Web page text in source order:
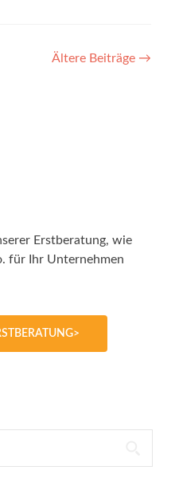
Ältere Beiträge →
Erstberatung, wie
für Ihr Unternehmen